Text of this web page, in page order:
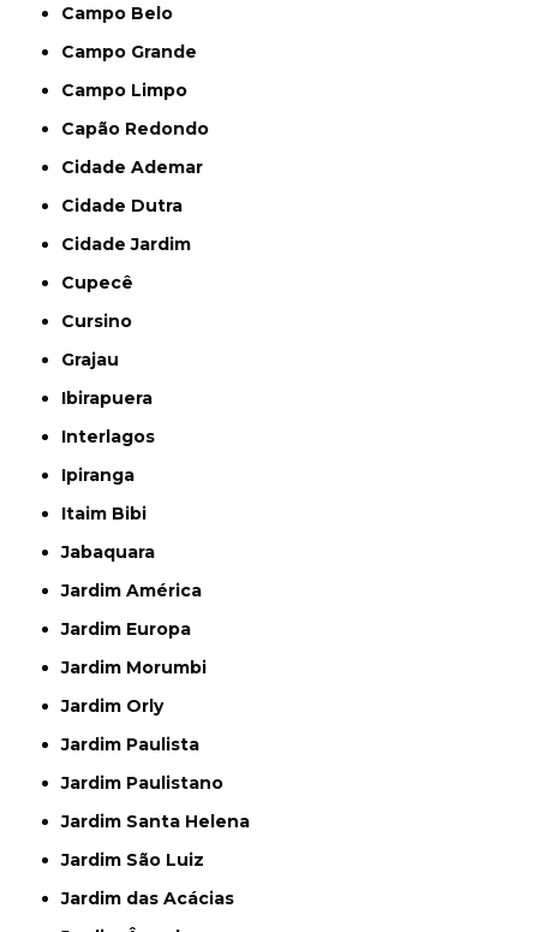
Campo Belo
Campo Grande
Campo Limpo
Capão Redondo
Cidade Ademar
Cidade Dutra
Cidade Jardim
Cupecê
Cursino
Grajau
Ibirapuera
Interlagos
Ipiranga
Itaim Bibi
Jabaquara
Jardim América
Jardim Europa
Jardim Morumbi
Jardim Orly
Jardim Paulista
Jardim Paulistano
Jardim Santa Helena
Jardim São Luiz
Jardim das Acácias